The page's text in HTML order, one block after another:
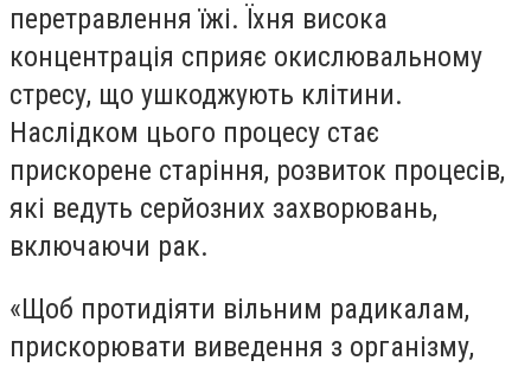
перетравлення їжі. Їхня висока
концентрація сприяє окислювальному
стресу, що ушкоджують клітини.
Наслідком цього процесу стає
прискорене старіння, розвиток процесів,
які ведуть серйозних захворювань,
включаючи рак.
«Щоб протидіяти вільним радикалам,
прискорювати виведення з організму,